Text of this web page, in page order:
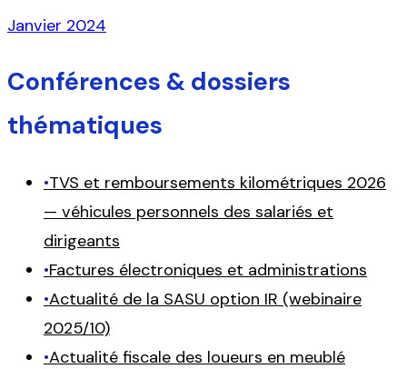
Janvier 2024
Conférences & dossiers
thématiques
•TVS et remboursements kilométriques 2026
— véhicules personnels des salariés et
dirigeants
•Factures électroniques et administrations
•Actualité de la SASU option IR (webinaire
2025/10)
•Actualité fiscale des loueurs en meublé